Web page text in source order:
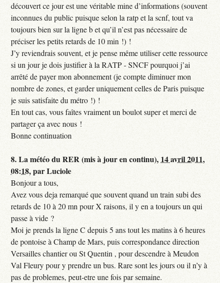
découvert ce jour est une véritable mine d’informations (souvent
inconnues du public puisque selon la ratp et la scnf, tout va
toujours bien sur la ligne b et qu’il n’est pas nécessaire de
préciser les petits retards de 10 min !) !
J’y reviendrais souvent, et je pense même utiliser cette ressource
si un jour je dois justifier à la RATP - SNCF pourquoi j’ai
arrêté de payer mon abonnement (je compte diminuer mon
nombre de zones, et garder uniquement celles de Paris puisque
je suis satisfaite du métro !) !
En tout cas, vous faîtes vraiment un boulot super et merci de
partager ça avec nous !
Bonne continuation
8.La météo du RER (mis à jour en continu), 14 avril 2011,
08:18,parLuciole
Bonjour a tous,
Avez vous deja remarqué que souvent quand un train subi des
retards de 10 à 20 mn pour X raisons, il y en a toujours un qui
passe à vide ?
Moi je prends la ligne C depuis 5 ans tout les matins à 6 heures
de pontoise à Champ de Mars, puis correspondance direction
Versailles chantier ou St Quentin , pour descendre à Meudon
Val Fleury pour y prendre un bus. Rare sont les jours ou il n’y à
pas de problemes, peut-etre une fois par semaine.